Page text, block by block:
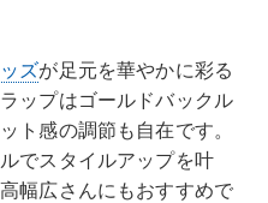
ズが足元を華やかに彩る
ップはゴールドバックル
ト感の調節も自在です。
でスタイルアップを叶
幅広さんにもおすすめで